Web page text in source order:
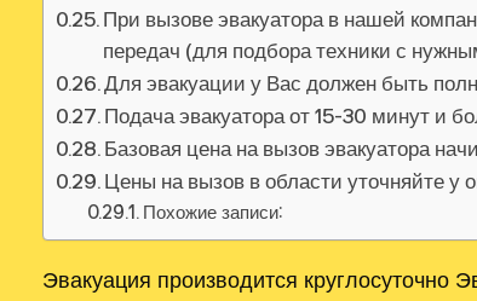
При вызове эвакуатора в нашей
передач (для подбора техники с
Для эвакуации у Вас должен быть
Подача эвакуатора от 15-30 минут и
Базовая цена на вызов эвакуатора
Цены на вызов в области уточняйте у
Похожие записи:
Эвакуация производится